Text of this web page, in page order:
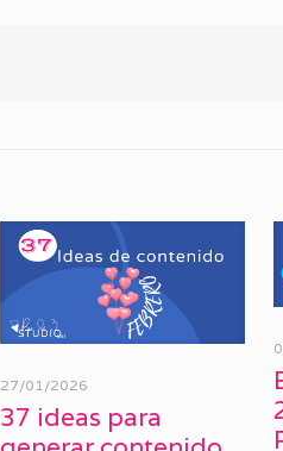
27/01/2026
37 ideas para